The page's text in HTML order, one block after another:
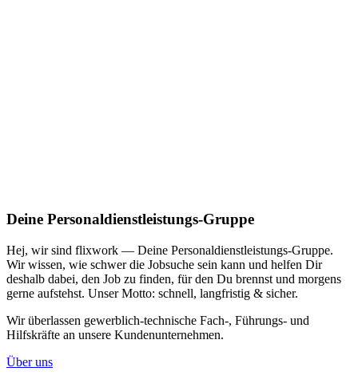
Deine Personaldienstleistungs-Gruppe
Hej, wir sind flixwork — Deine Personaldienstleistungs-Gruppe.
Wir wissen, wie schwer die Jobsuche sein kann und helfen Dir
deshalb dabei, den Job zu finden, für den Du brennst und morgens
gerne aufstehst. Unser Motto: schnell, langfristig & sicher.
Wir überlassen gewerblich-technische Fach-, Führungs- und
Hilfskräfte an unsere Kundenunternehmen.
Über uns